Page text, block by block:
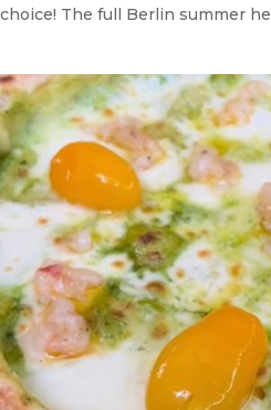
choice! The full Berlin summer